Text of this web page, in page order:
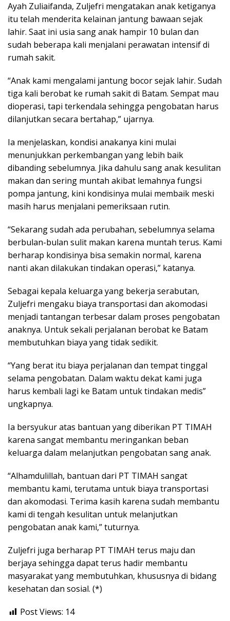
Ayah Zuliaifanda, Zuljefri mengatakan anak ketiganya
itu telah menderita kelainan jantung bawaan sejak
lahir. Saat ini usia sang anak hampir 10 bulan dan
sudah beberapa kali menjalani perawatan intensif di
rumah sakit.
“Anak kami mengalami jantung bocor sejak lahir. Sudah
tiga kali berobat ke rumah sakit di Batam. Sempat mau
dioperasi, tapi terkendala sehingga pengobatan harus
dilanjutkan secara bertahap,” ujarnya.
Ia menjelaskan, kondisi anakanya kini mulai
menunjukkan perkembangan yang lebih baik
dibanding sebelumnya. Jika dahulu sang anak kesulitan
makan dan sering muntah akibat lemahnya fungsi
pompa jantung, kini kondisinya mulai membaik meski
masih harus menjalani pemeriksaan rutin.
“Sekarang sudah ada perubahan, sebelumnya selama
berbulan-bulan sulit makan karena muntah terus. Kami
berharap kondisinya bisa semakin normal, karena
nanti akan dilakukan tindakan operasi,” katanya.
Sebagai kepala keluarga yang bekerja serabutan,
Zuljefri mengaku biaya transportasi dan akomodasi
menjadi tantangan terbesar dalam proses pengobatan
anaknya. Untuk sekali perjalanan berobat ke Batam
membutuhkan biaya yang tidak sedikit.
“Yang berat itu biaya perjalanan dan tempat tinggal
selama pengobatan. Dalam waktu dekat kami juga
harus kembali lagi ke Batam untuk tindakan medis”
ungkapnya.
Ia bersyukur atas bantuan yang diberikan PT TIMAH
karena sangat membantu meringankan beban
keluarga dalam melanjutkan pengobatan sang anak.
“Alhamdulillah, bantuan dari PT TIMAH sangat
membantu kami, terutama untuk biaya transportasi
dan akomodasi. Terima kasih karena sudah membantu
kami di tengah kesulitan untuk melanjutkan
pengobatan anak kami,” tuturnya.
Zuljefri juga berharap PT TIMAH terus maju dan
berjaya sehingga dapat terus hadir membantu
masyarakat yang membutuhkan, khususnya di bidang
kesehatan dan sosial. (*)
Post Views: 14